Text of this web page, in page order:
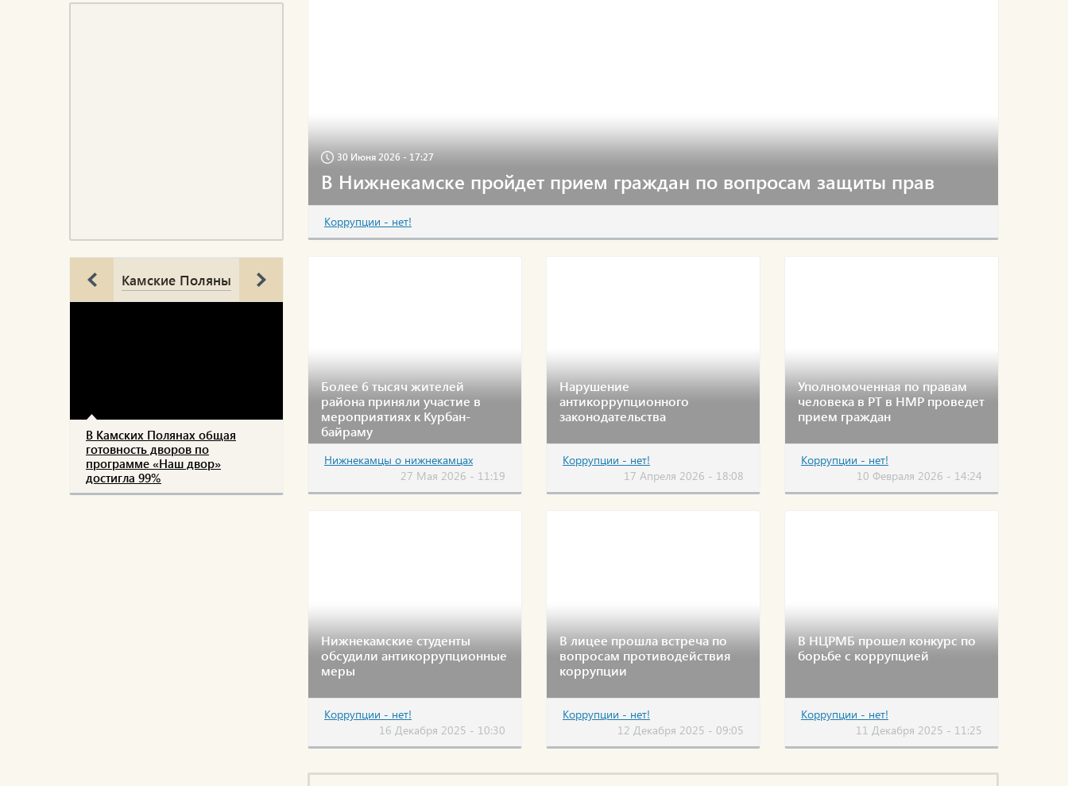
Камские Поляны
В Камских Полянах общая
готовность дворов по
программе «Наш двор»
достигла 99%
30 Июня 2026 - 17:27
В Нижнекамске пройдет прием граждан по вопросам защиты прав
Коррупции - нет!
Более 6 тысяч жителей
района приняли участие в
мероприятиях к Курбан-
байраму
Нижнекамцы о нижнекамцах
27 Мая 2026 - 11:19
Нарушение
антикоррупционного
законодательства
Коррупции - нет!
17 Апреля 2026 - 18:08
Уполномоченная по правам
человека в РТ в НМР проведет
прием граждан
Коррупции - нет!
10 Февраля 2026 - 14:24
Нижнекамские студенты
обсудили антикоррупционные
меры
Коррупции - нет!
16 Декабря 2025 - 10:30
В лицее прошла встреча по
вопросам противодействия
коррупции
Коррупции - нет!
12 Декабря 2025 - 09:05
В НЦРМБ прошел конкурс по
борьбе с коррупцией
Коррупции - нет!
11 Декабря 2025 - 11:25